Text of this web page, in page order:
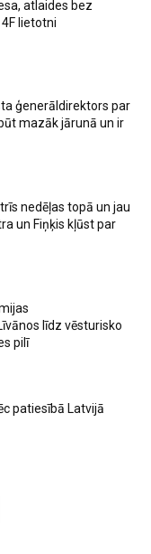
atlaides bez
lietotni
ģenerāldirektors par
mazāk jārunā un ir
nedēļas topā un jau
un Fiņķis kļūst par
līdz vēsturisko
pilī
patiesībā Latvijā